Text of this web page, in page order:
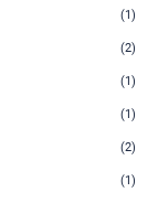
(1)
(2)
(1)
(1)
(2)
(1)